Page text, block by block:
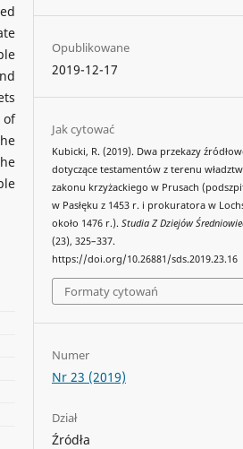
of
Opublikowane
2019-12-17
Jak cytować
Kubicki, R. (2019). Dwa przekazy
dotyczące testamentów z terenu
zakonu krzyżackiego w Prusach
w Pasłęku z 1453 r. i prokuratora w
około 1476 r.).Studia Z Dziejów
(23), 325–337.
https://doi.org/10.26881/sds.2019.23.16
Formaty cytowań
Numer
Nr 23 (2019)
Dział
Źródła